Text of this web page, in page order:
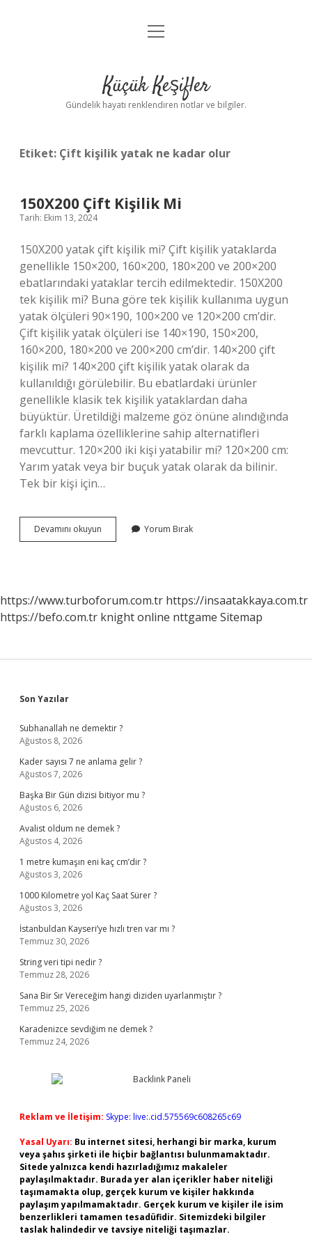
Anasayfa
Yasal Uyarı
menüyü
Küçük Keşifler
Gündelik hayatı renklendiren notlar ve bilgiler.
Etiket: Çift kişilik yatak ne kadar olur
150X200 Çift Kişilik Mi
Tarih: Ekim 13, 2024
150X200 yatak çift kişilik mi? Çift kişilik yataklarda
genellikle 150×200, 160×200, 180×200 ve 200×200
ebatlarındaki yataklar tercih edilmektedir. 150X200
tek kişilik mi? Buna göre tek kişilik kullanıma uygun
yatak ölçüleri 90×190, 100×200 ve 120×200 cm’dir.
Çift kişilik yatak ölçüleri ise 140×190, 150×200,
160×200, 180×200 ve 200×200 cm’dir. 140×200 çift
kişilik mi? 140×200 çift kişilik yatak olarak da
kullanıldığı görülebilir. Bu ebatlardaki ürünler
genellikle klasik tek kişilik yataklardan daha
büyüktür. Üretildiği malzeme göz önüne alındığında
farklı kaplama özelliklerine sahip alternatifleri
mevcuttur. 120×200 iki kişi yatabilir mi? 120×200 cm:
Yarım yatak veya bir buçuk yatak olarak da bilinir.
Tek bir kişi için…
Devamını okuyun 150X200
Çift
Yorum Bırak
https://www.turboforum.com.tr https://insaatakkaya.com.tr
https://befo.com.tr knight online nttgame Sitemap
Sidebar
Son Yazılar
Subhanallah ne demektir ?
Ağustos 8, 2026
Kader sayısı 7 ne anlama gelir ?
Ağustos 7, 2026
Başka Bir Gün dizisi bitiyor mu ?
Ağustos 6, 2026
Avalist oldum ne demek ?
Ağustos 4, 2026
1 metre kumaşın eni kaç cm’dir ?
Ağustos 3, 2026
1000 Kilometre yol Kaç Saat Sürer ?
Ağustos 3, 2026
İstanbuldan Kayseri’ye hızlı tren var mı ?
Temmuz 30, 2026
String veri tipi nedir ?
Temmuz 28, 2026
Sana Bir Sır Vereceğim hangi diziden uyarlanmıştır ?
Temmuz 25, 2026
Karadenizce sevdiğim ne demek ?
Temmuz 24, 2026
Reklam ve İletişim: Skype: live:.cid.575569c608265c69
Yasal Uyarı: Bu internet sitesi, herhangi bir marka, kurum
veya şahıs şirketi ile hiçbir bağlantısı bulunmamaktadır.
Sitede yalnızca kendi hazırladığımız makaleler
paylaşılmaktadır. Burada yer alan içerikler haber niteliği
taşımamakta olup, gerçek kurum ve kişiler hakkında
paylaşım yapılmamaktadır. Gerçek kurum ve kişiler ile isim
benzerlikleri tamamen tesadüfidir. Sitemizdeki bilgiler
taslak halindedir ve tavsiye niteliği taşımazlar.